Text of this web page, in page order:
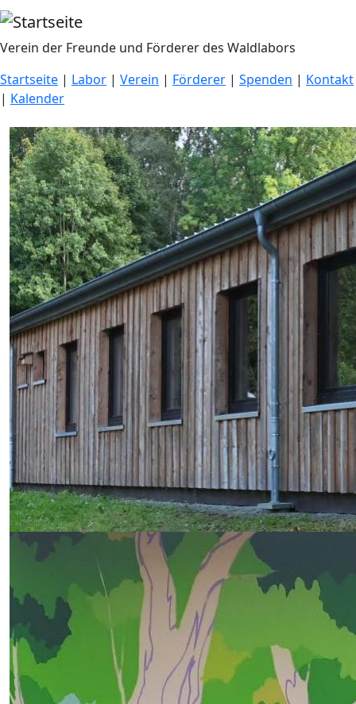
Direkt zum Inhalt
Verein der Freunde und Förderer des Waldlabors
Startseite | Labor | Verein | Förderer | Spenden | Kontakt
| Kalender